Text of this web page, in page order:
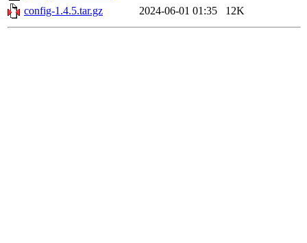
config-1.4.5.tar.gz
2024-06-01 01:35 12K